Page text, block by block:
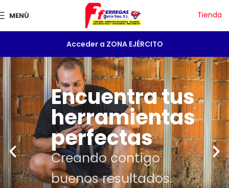
MENÚ Tienda
Acceder a ZONA EJÉRCITO
Encuentra tus
herramientas
perfectas
Creando contigo
buenos resultados.